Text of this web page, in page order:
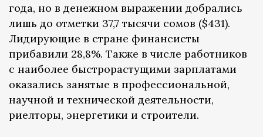
года, но в денежном выражении добрались
лишь до отметки 37,7 тысячи сомов ($431).
Лидирующие в стране финансисты
прибавили 28,8%. Также в числе работников
с наиболее быстрорастущими зарплатами
оказались занятые в профессиональной,
научной и технической деятельности,
риелторы, энергетики и строители.